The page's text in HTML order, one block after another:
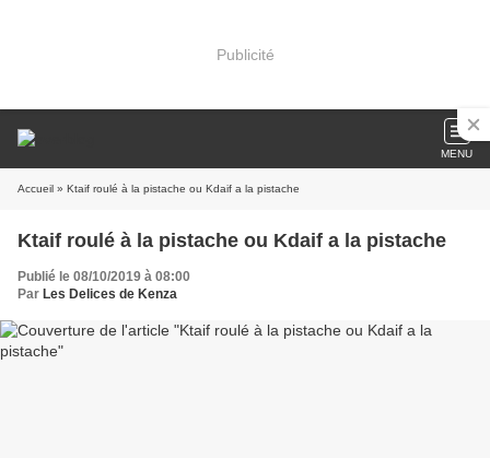
Publicité
MENU
Accueil » Ktaif roulé à la pistache ou Kdaif a la pistache
Ktaif roulé à la pistache ou Kdaif a la pistache
Publié le 08/10/2019 à 08:00
Par Les Delices de Kenza